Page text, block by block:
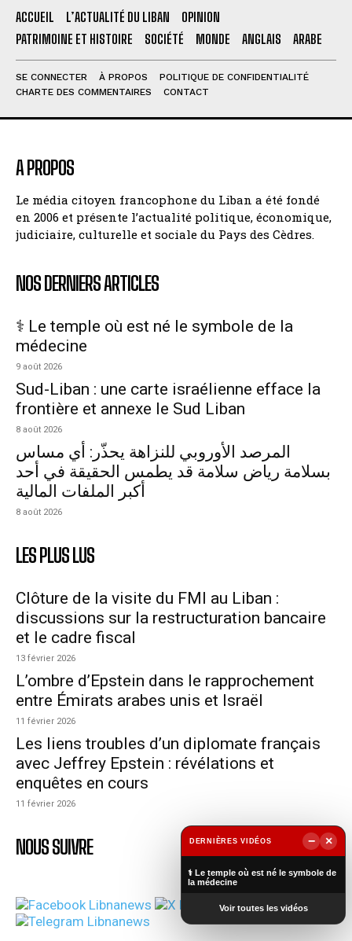
ACCUEIL L’ACTUALITÉ DU LIBAN
OPINION
PATRIMOINE ET HISTOIRE
SOCIÉTÉ MONDE ANGLAIS ARABE
SE CONNECTER À PROPOS
POLITIQUE DE CONFIDENTIALITÉ
CHARTE DES COMMENTAIRES
CONTACT
A PROPOS
Le média citoyen francophone du Liban a été fondé
en 2006 et présente l’actualité politique, économique,
judiciaire, culturelle et sociale du Pays des Cèdres.
NOS DERNIERS ARTICLES
⚕️ Le temple où est né le symbole de la
médecine
9 août 2026
Sud-Liban : une carte israélienne efface la
frontière et annexe le Sud Liban
8 août 2026
المرصد الأوروبي للنزاهة يحذّر: أي مساس
بسلامة رياض سلامة قد يطمس الحقيقة في أحد
أكبر الملفات المالية
8 août 2026
LES PLUS LUS
Clôture de la visite du FMI au Liban :
discussions sur la restructuration bancaire
et le cadre fiscal
13 février 2026
L’ombre d’Epstein dans le rapprochement
entre Émirats arabes unis et Israël
11 février 2026
Les liens troubles d’un diplomate français
avec Jeffrey Epstein : révélations et
enquêtes en cours
11 février 2026
NOUS SUIVRE DERNIÈRES VIDÉOS −
×
⚕️ Le temple où est né le symbole de
la médecine
Voir toutes les vidéos